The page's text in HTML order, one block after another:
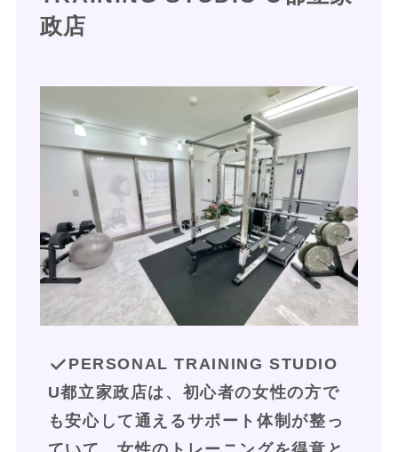
政店
PERSONAL TRAINING STUDIO
U都立家政店は、初心者の女性の方で
も安心して通えるサポート体制が整っ